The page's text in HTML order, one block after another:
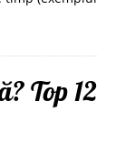
Top 12